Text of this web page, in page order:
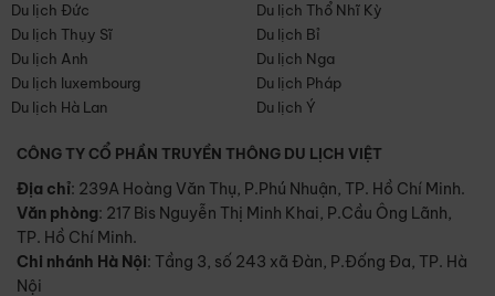
Du lịch Đức
Du lịch Thổ Nhĩ Kỳ
Du lịch Thụy Sĩ
Du lịch Bỉ
Du lịch Anh
Du lịch Nga
Du lịch luxembourg
Du lịch Pháp
Du lịch Hà Lan
Du lịch Ý
CÔNG TY CỔ PHẦN TRUYỀN THÔNG DU LỊCH VIỆT
Địa chỉ: 239A Hoàng Văn Thụ, P.Phú Nhuận, TP. Hồ Chí Minh.
Văn phòng: 217 Bis Nguyễn Thị Minh Khai, P.Cầu Ông Lãnh,
TP. Hồ Chí Minh.
Chi nhánh Hà Nội: Tầng 3, số 243 xã Đàn, P.Đống Đa, TP. Hà
Nội